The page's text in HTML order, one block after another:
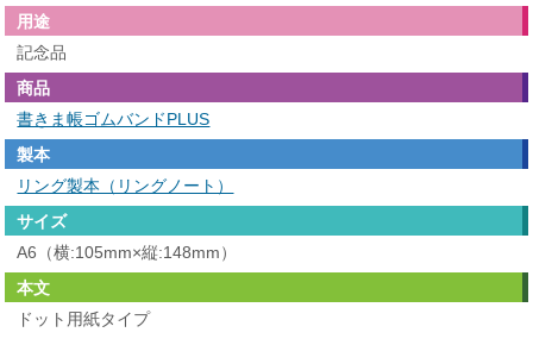
用途
記念品
商品
書きま帳ゴムバンドPLUS
製本
リング製本（リングノート）
サイズ
A6（横:105mm×縦:148mm）
本文
ドット用紙タイプ